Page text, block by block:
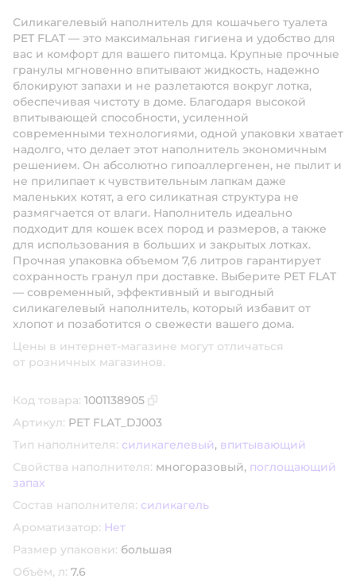
Силикагелевый наполнитель для кошачьего туалета
PET FLAT — это максимальная гигиена и удобство для
вас и комфорт для вашего питомца. Крупные прочные
гранулы мгновенно впитывают жидкость, надежно
блокируют запахи и не разлетаются вокруг лотка,
обеспечивая чистоту в доме. Благодаря высокой
впитывающей способности, усиленной
современными технологиями, одной упаковки хватает
надолго, что делает этот наполнитель экономичным
решением. Он абсолютно гипоаллергенен, не пылит и
не прилипает к чувствительным лапкам даже
маленьких котят, а его силикатная структура не
размягчается от влаги. Наполнитель идеально
подходит для кошек всех пород и размеров, а также
для использования в больших и закрытых лотках.
Прочная упаковка объемом 7,6 литров гарантирует
сохранность гранул при доставке. Выберите PET FLAT
— современный, эффективный и выгодный
силикагелевый наполнитель, который избавит от
хлопот и позаботится о свежести вашего дома.
Цены в интернет-магазине могут отличаться
от розничных магазинов.
Код товара: 1001138905
Артикул: PET FLAT_DJ003
Тип наполнителя: силикагелевый, впитывающий
Свойства наполнителя: многоразовый, поглощающий
запах
Состав наполнителя: силикагель
Ароматизатор: Нет
Размер упаковки: большая
Объём, л: 7.6